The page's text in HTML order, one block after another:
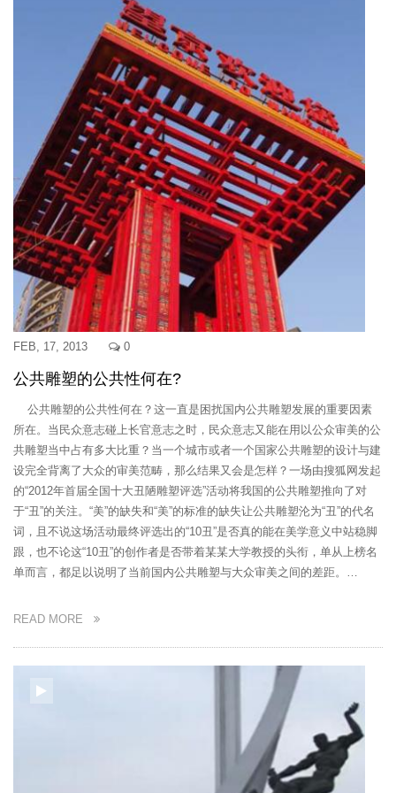
FEB, 17, 2013 0
公共雕塑的公共性何在?
公共雕塑的公共性何在？这一直是困扰国内公共雕塑发展的重要因素
所在。当民众意志碰上长官意志之时，民众意志又能在用以公众审美的公
共雕塑当中占有多大比重？当一个城市或者一个国家公共雕塑的设计与建
设完全背离了大众的审美范畴，那么结果又会是怎样？一场由搜狐网发起
的“2012年首届全国十大丑陋雕塑评选”活动将我国的公共雕塑推向了对
于“丑”的关注。“美”的缺失和“美”的标准的缺失让公共雕塑沦为“丑”的代名
词，且不说这场活动最终评选出的“10丑”是否真的能在美学意义中站稳脚
跟，也不论这“10丑”的创作者是否带着某某大学教授的头衔，单从上榜名
单而言，都足以说明了当前国内公共雕塑与大众审美之间的差距。…
READ MORE